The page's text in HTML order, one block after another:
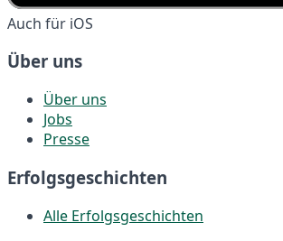
Auch für iOS
Über uns
Über uns
Jobs
Presse
Erfolgsgeschichten
Alle Erfolgsgeschichten